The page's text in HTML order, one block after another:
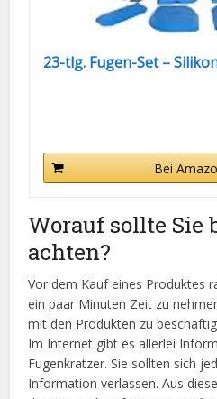
23-tlg. Fugen-Set –
Bei
Worauf sollte Sie
achten?
Vor dem Kauf eines Produktes
ein paar Minuten Zeit zu
mit den Produkten zu
Im Internet gibt es allerlei
Fugenkratzer. Sie sollten sich
Information verlassen. Aus